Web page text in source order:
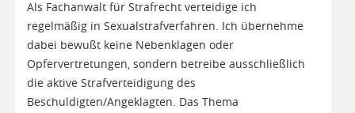
Als Fachanwalt für Strafrecht verteidige ich
regelmäßig in Sexualstrafverfahren. Ich übernehme
dabei bewußt keine Nebenklagen oder
Opfervertretungen, sondern betreibe ausschließlich
die aktive Strafverteidigung des
Beschuldigten/Angeklagten. Das Thema